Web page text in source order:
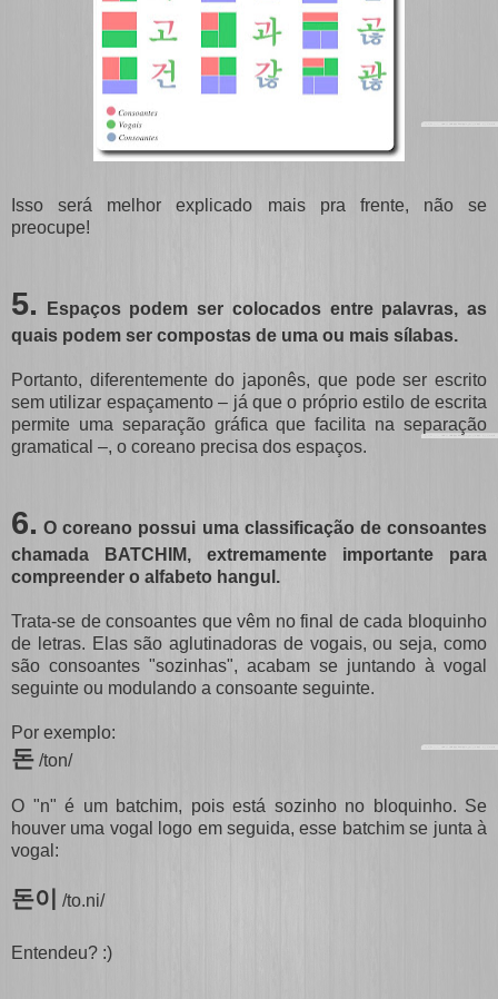
Isso será melhor explicado mais pra frente, não se
preocupe!
5.
Espaços podem ser colocados entre palavras, as
quais podem ser compostas de uma ou mais sílabas.
Portanto, diferentemente do japonês, que pode ser escrito
sem utilizar espaçamento – já que o próprio estilo de escrita
permite uma separação gráfica que facilita na separação
gramatical –, o coreano precisa dos espaços.
6. O coreano possui uma classificação de consoantes
chamada BATCHIM, extremamente importante para
compreender o alfabeto hangul.
Trata-se de consoantes que vêm no final de cada bloquinho
de letras. Elas são aglutinadoras de vogais, ou seja, como
são consoantes "sozinhas", acabam se juntando à vogal
seguinte ou modulando a consoante seguinte.
Por exemplo:
돈 /ton/
O "n" é um batchim, pois está sozinho no bloquinho. Se
houver uma vogal logo em seguida, esse batchim se junta à
vogal:
돈이 /to.ni/
Entendeu? :)